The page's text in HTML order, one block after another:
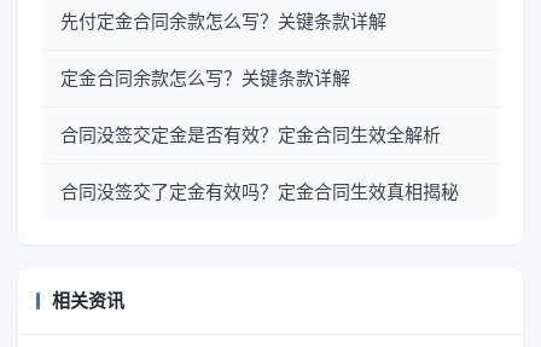
先付定金合同余款怎么写？关键条款详解
定金合同余款怎么写？关键条款详解
合同没签交定金是否有效？定金合同生效全解析
合同没签交了定金有效吗？定金合同生效真相揭秘
相关资讯